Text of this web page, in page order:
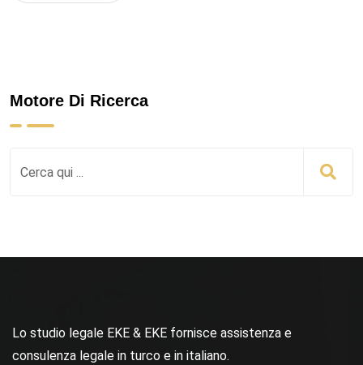
Motore Di Ricerca
Lo studio legale EKE & EKE fornisce assistenza e
consulenza legale in turco e in italiano.